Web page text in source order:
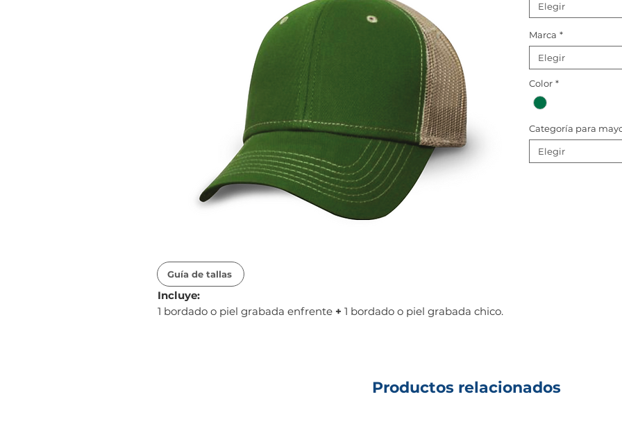
Incluye:
1 bordado o piel grabada enfrente + 1 bordado o piel grabada chico.
Elegir
Marca *
Elegir
Color *
Categoría para
Elegir
Guía de tallas
Productos relacionados